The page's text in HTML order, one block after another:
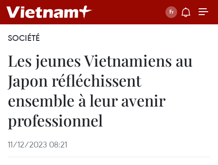
SOCIÉTÉ
Les jeunes Vietnamiens au
Japon réfléchissent
ensemble à leur avenir
professionnel
11/12/2023 08:21